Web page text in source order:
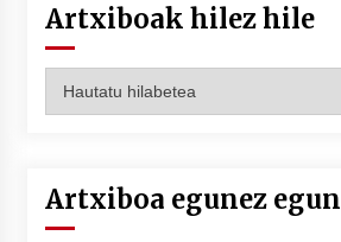
Artxiboak hilez hile
hilez
Artxiboa egunez egun